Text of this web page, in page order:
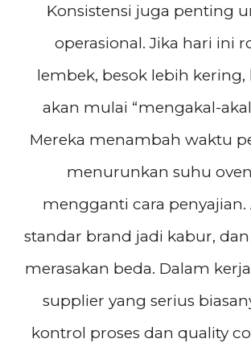
Konsistensi juga penting
operasional. Jika hari ini
lembek, besok lebih
akan mulai “mengakal-
Mereka menambah waktu
menurunkan suhu
mengganti cara penyajian.
standar brand jadi kabur,
merasakan beda. Dalam
supplier yang serius
kontrol proses dan quality